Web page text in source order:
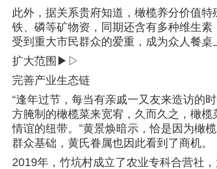
此外，据关系贵府知道，橄榄养分价值
铁、磷等矿物资，同期还含有多种维生素
受到重大市民群众的爱重，成为众人餐桌
扩大范围▶▷
完善产业生态链
“逢年过节，每当有亲戚一又友来造访的
方腌制的橄榄菜来宽宥，久而久之，橄
情谊的纽带。”黄景焕暗示，恰是因为橄
群众基础，黄氏眷属也因此看到了商机。
2019年，竹坑村成立了农业专科合营社